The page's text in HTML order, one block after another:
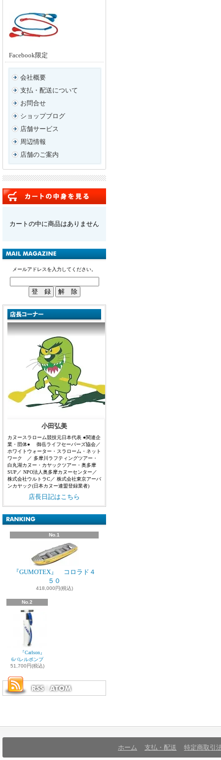
Facebook限定
会社概要
支払・配送について
お問合せ
ショップブログ
店舗サービス
周辺情報
店舗のご案内
カートの中に商品はありません
メールアドレスを入力してください。
小田弘美
カヌースラローム競技元日本代表 ●関連企
業・団体● 御岳ライフセーバーズ協会／
ホワイトウォーター・スラローム・ネット
ワーク ／ 多摩川ラフティングツアー・
白丸湖カヌー・カヤックツアー・奥多摩
SUP／ NPO法人奥多摩カヌーセンター／
株式会社ウルトラC／ 株式会社東京アーバ
ンカヤック(日本カヌー連盟登録業者)
店長日記はこちら
No.1
『GUMOTEX』 コロラド４
５０
418,000円(税込)
No.2
『Carlson』
6バレルポンプ
51,700円(税込)
ホーム 支払・配送 特定商取引